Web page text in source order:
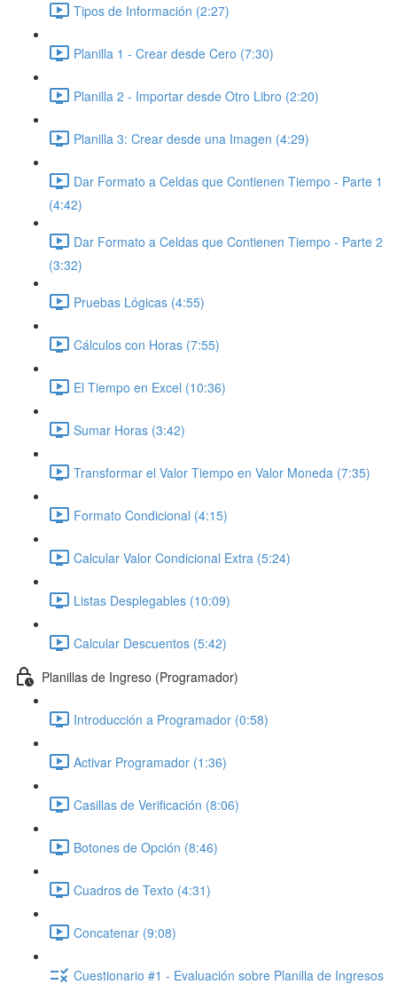
Tipos de Información (2:27)
Planilla 1 - Crear desde Cero (7:30)
Planilla 2 - Importar desde Otro Libro (2:20)
Planilla 3: Crear desde una Imagen (4:29)
Dar Formato a Celdas que Contienen Tiempo - Parte 1
(4:42)
Dar Formato a Celdas que Contienen Tiempo - Parte 2
(3:32)
Pruebas Lógicas (4:55)
Cálculos con Horas (7:55)
El Tiempo en Excel (10:36)
Sumar Horas (3:42)
Transformar el Valor Tiempo en Valor Moneda (7:35)
Formato Condicional (4:15)
Calcular Valor Condicional Extra (5:24)
Listas Desplegables (10:09)
Calcular Descuentos (5:42)
Planillas de Ingreso (Programador)
Introducción a Programador (0:58)
Activar Programador (1:36)
Casillas de Verificación (8:06)
Botones de Opción (8:46)
Cuadros de Texto (4:31)
Concatenar (9:08)
Cuestionario #1 - Evaluación sobre Planilla de Ingresos